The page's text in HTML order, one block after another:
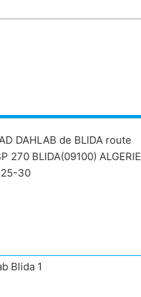
DAHLAB de BLIDA route
270 BLIDA(09100) ALGERIE
30
Blida 1